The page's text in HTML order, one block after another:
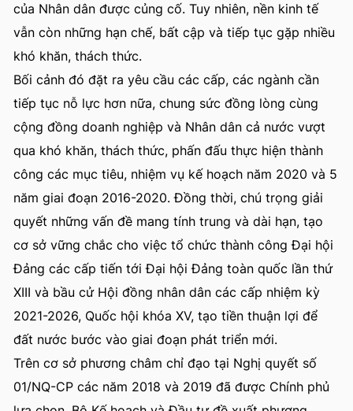
của Nhân dân được củng cố. Tuy nhiên, nền kinh tế
vẫn còn những hạn chế, bất cập và tiếp tục gặp nhiều
khó khăn, thách thức.
Bối cảnh đó đặt ra yêu cầu các cấp, các ngành cần
tiếp tục nỗ lực hơn nữa, chung sức đồng lòng cùng
cộng đồng doanh nghiệp và Nhân dân cả nước vượt
qua khó khăn, thách thức, phấn đấu thực hiện thành
công các mục tiêu, nhiệm vụ kế hoạch năm 2020 và 5
năm giai đoạn 2016-2020. Đồng thời, chú trọng giải
quyết những vấn đề mang tính trung và dài hạn, tạo
cơ sở vững chắc cho việc tổ chức thành công Đại hội
Đảng các cấp tiến tới Đại hội Đảng toàn quốc lần thứ
XIII và bầu cử Hội đồng nhân dân các cấp nhiệm kỳ
2021-2026, Quốc hội khóa XV, tạo tiền thuận lợi để
đất nước bước vào giai đoạn phát triển mới.
Trên cơ sở phương châm chỉ đạo tại Nghị quyết số
01/NQ-CP các năm 2018 và 2019 đã được Chính phủ